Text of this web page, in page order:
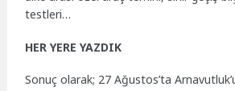
testleri…
HER YERE YAZDIK
Sonuç olarak; 27 Ağustos’ta